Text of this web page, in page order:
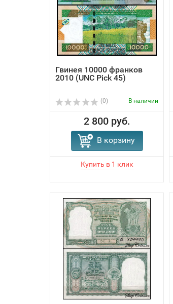
Гвинея 10000 франков
2010 (UNC Pick 45)
(0) В наличии
2 800 руб.
В корзину